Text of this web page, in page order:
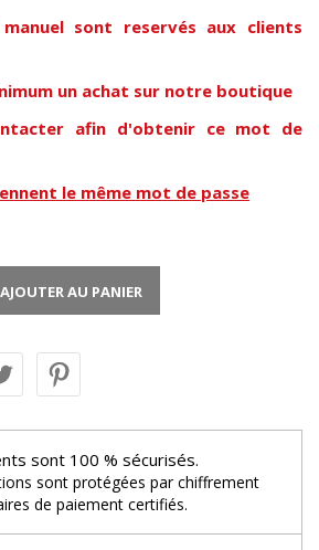
sont reservés aux clients
un achat sur notre boutique
afin d'obtenir ce mot de
le même mot de passe
AJOUTER AU PANIER
sont 100 % sécurisés.
sont protégées par chiffrement
de paiement certifiés.